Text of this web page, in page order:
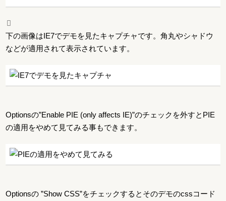
下の画像はIE7でデモを見たキャプチャです。角丸やシャドウ
などが適用されて表示されています。
Optionsの”Enable PIE (only affects IE)”のチェックを外すとPIE
の適用をやめて見てみる事もできます。
Optionsの ”Show CSS”をチェックするとそのデモのcssコード